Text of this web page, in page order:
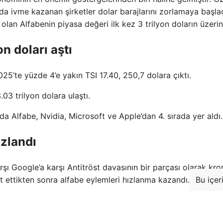
ivme kazanan şirketler dolar barajlarını zorlamaya
olan Alfabenin piyasa değeri ilk kez 3 trilyon doların
doları aştı
yüzde 4’e yakın TSI 17.40, 250,7 dolara çıktı.
trilyon dolara ulaştı.
Alfabe, Nvidia, Microsoft ve Apple’dan 4. sırada yer aldı.
Google’a karşı Antitröst davasının bir parçası olarak
ettikten sonra alfabe eylemleri hızlanma kazandı.
Bu